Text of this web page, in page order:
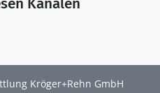
Kanälen
Kröger+Rehn GmbH